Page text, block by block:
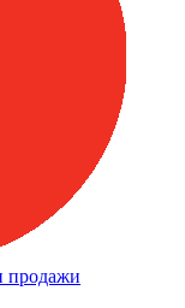
продажи